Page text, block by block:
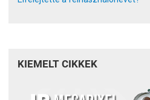
KIEMELT CIKKEK